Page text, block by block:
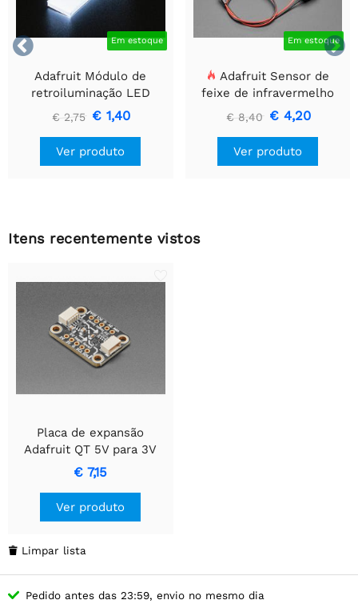

 Em estoque
Adafruit Módulo de
retroiluminação LED
branco - Pequeno 12 mm
x 40 mm
€ 2,75 € 1,40
Ver produto
Em estoque
Adafruit Sensor de
feixe de infravermelho
com extremidades de
cabeçalho de fio premium
- LEDs de 5 mm
€ 8,40 € 4,20
Ver produto
Itens recentemente vistos
Placa de expansão
Adafruit QT 5V para 3V
Level Shifter - STEMMA
QT / Qwiic
€ 7,15
Ver produto
 Limpar lista
Pedido antes das 23:59, envio no mesmo dia